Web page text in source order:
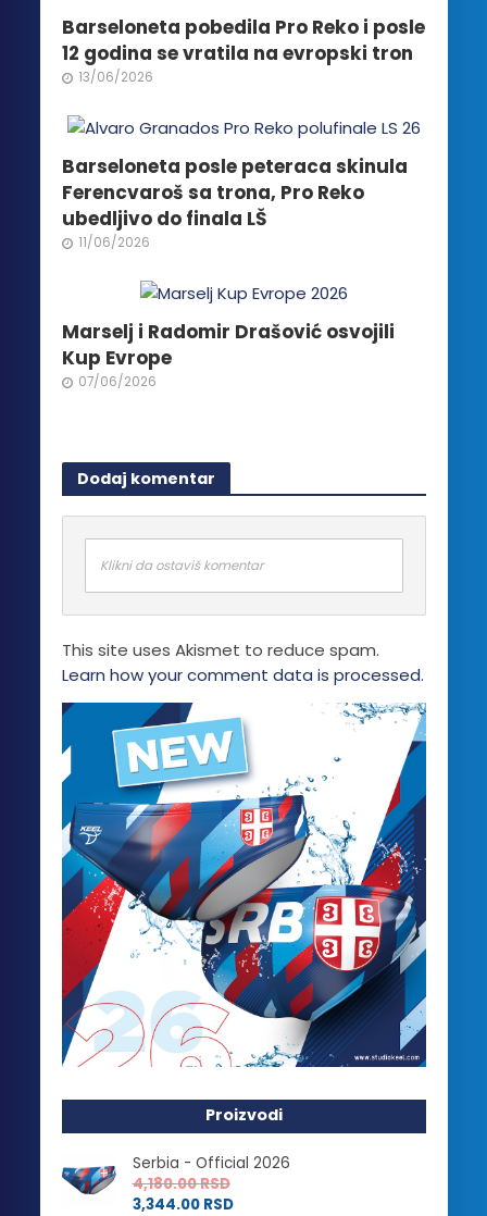
biti
izabrane
na
proizvoda.
Barseloneta pobedila Pro Reko i posle
12 godina se vratila na evropski tron
13/06/2026
Barseloneta posle peteraca skinula
Ferencvaroš sa trona, Pro Reko
ubedljivo do finala LŠ
11/06/2026
Marselj i Radomir Drašović osvojili
Kup Evrope
07/06/2026
Dodaj komentar
Klikni da ostaviš komentar
This site uses Akismet to reduce spam.
Learn how your comment data is processed.
Proizvodi
Serbia - Official 2026
4,180.00RSD
3,344.00 RSD